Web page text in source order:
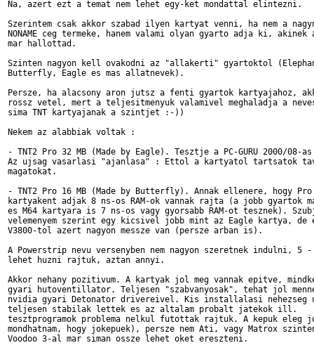
Na, azert ezt a temat nem lehet egy-ket mondattal elintezni.
Szerintem csak akkor szabad ilyen kartyat venni, ha nem a
NONAME ceg termeke, hanem valami olyan gyarto adja ki, akinek
mar hallottad.
Szinten nagyon kell ovakodni az "allakerti" gyartoktol
Butterfly, Eagle es mas allatnevek).
Persze, ha alacsony aron jutsz a fenti gyartok kartyajahoz,
rossz vetel, mert a teljesitmenyuk valamivel meghaladja a
sima TNT kartyajanak a szintjet :-))
Nekem az alabbiak voltak :
- TNT2 Pro 32 MB (Made by Eagle). Tesztje a PC-GURU 2000/08-as
Az ujsag vasarlasi "ajanlasa" : Ettol a kartyatol tartsatok
magatokat.
- TNT2 Pro 16 MB (Made by Butterfly). Annak ellenere, hogy Pro
kartyakent adjak 8 ns-os RAM-ok vannak rajta (a jobb gyartok
es M64 kartyara is 7 ns-os vagy gyorsabb RAM-ot tesznek).
velemenyem szerint egy kicsivel jobb mint az Eagle kartya, de
V3800-tol azert nagyon messze van (persze arban is).
A Powerstrip nevu versenyben nem nagyon szeretnek indulni, 5
lehet huzni rajtuk, aztan annyi.
Akkor nehany pozitivum. A kartyak jol meg vannak epitve,
gyari hutoventillator. Teljesen "szabvanyosak", tehat jol
nvidia gyari Detonator drivereivel. Kis installalasi nehezseg
teljesen stabilak lettek es az altalam probalt jatekok ill.
tesztprogramok problema nelkul futottak rajtuk. A kepuk eleg
mondhatnam, hogy jokepuek), persze nem Ati, vagy Matrox
Voodoo 3-al mar siman ossze lehet oket ereszteni.